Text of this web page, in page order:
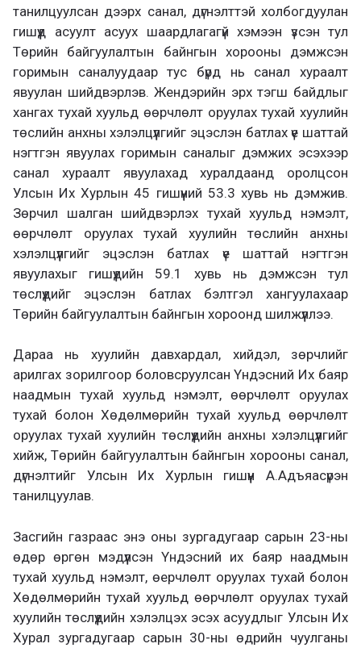
танилцуулсан дээрх санал, дүгнэлттэй холбогдуулан
гишүүд асуулт асуух шаардлагагүй хэмээн үзсэн тул
Төрийн байгуулалтын байнгын хорооны дэмжсэн
горимын саналуудаар тус бүрд нь санал хураалт
явуулан шийдвэрлэв. Жендэрийн эрх тэгш байдлыг
хангах тухай хуульд өөрчлөлт оруулах тухай хуулийн
төслийн анхны хэлэлцүүлгийг эцэслэн батлах үе шаттай
нэгтгэн явуулах горимын саналыг дэмжих эсэхээр
санал хураалт явуулахад хуралдаанд оролцсон
Улсын Их Хурлын 45 гишүүний 53.3 хувь нь дэмжив.
Зөрчил шалган шийдвэрлэх тухай хуульд нэмэлт,
өөрчлөлт оруулах тухай хуулийн төслийн анхны
хэлэлцүүлгийг эцэслэн батлах үе шаттай нэгтгэн
явуулахыг гишүүдийн 59.1 хувь нь дэмжсэн тул
төслүүдийг эцэслэн батлах бэлтгэл хангуулахаар
Төрийн байгуулалтын байнгын хороонд шилжүүллээ.
Дараа нь хуулийн давхардал, хийдэл, зөрчлийг
арилгах зорилгоор боловсруулсан Үндэсний Их баяр
наадмын тухай хуульд нэмэлт, өөрчлөлт оруулах
тухай болон Хөдөлмөрийн тухай хуульд өөрчлөлт
оруулах тухай хуулийн төслүүдийн анхны хэлэлцүүлгийг
хийж, Төрийн байгуулалтын байнгын хорооны санал,
дүгнэлтийг Улсын Их Хурлын гишүүн А.Адъяасүрэн
танилцуулав.
Засгийн газраас энэ оны зургадугаар сарын 23-ны
өдөр өргөн мэдүүлсэн Үндэсний их баяр наадмын
тухай хуульд нэмэлт, өерчлөлт оруулах тухай болон
Хөдөлмөрийн тухай хуульд өөрчлөлт оруулах тухай
хуулийн төслүүдийн хэлэлцэх эсэх асуудлыг Улсын Их
Хурал зургадугаар сарын 30-ны өдрийн чуулганы